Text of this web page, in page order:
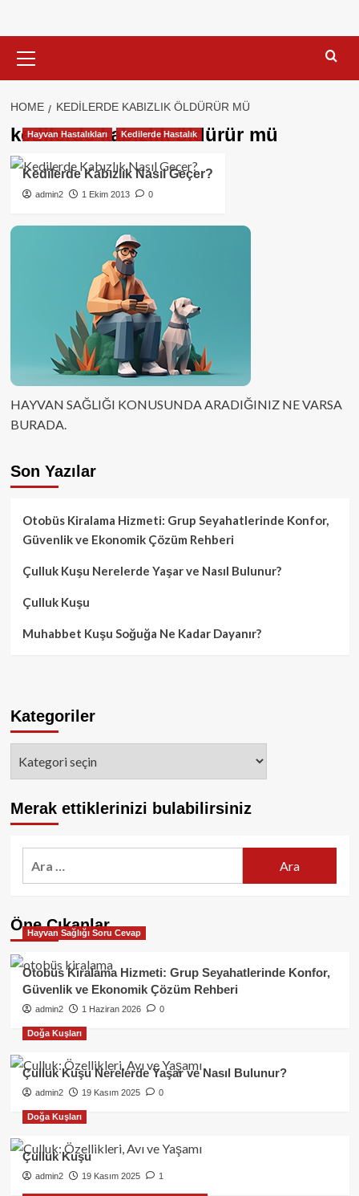
Menu
HOME KEDILERDE KABIZLIK ÖLDÜRÜR MÜ
kedilerde kabızlık öldürür mü
Hayvan Hastalıkları Kedilerde Hastalık
Kedilerde Kabızlık Nasıl Geçer?
admin2 1 Ekim 2013 0
HAYVAN SAĞLIĞI KONUSUNDA ARADIĞINIZ NE VARSA
BURADA.
Son Yazılar
Otobüs Kiralama Hizmeti: Grup Seyahatlerinde Konfor,
Güvenlik ve Ekonomik Çözüm Rehberi
Çulluk Kuşu Nerelerde Yaşar ve Nasıl Bulunur?
Çulluk Kuşu
Muhabbet Kuşu Soğuğa Ne Kadar Dayanır?
Kategoriler
Merak ettiklerinizi bulabilirsiniz
Öne Çıkanlar
Hayvan Sağlığı Soru Cevap
Otobüs Kiralama Hizmeti: Grup Seyahatlerinde Konfor,
Güvenlik ve Ekonomik Çözüm Rehberi
admin2 1 Haziran 2026 0
Doğa Kuşları
Çulluk Kuşu Nerelerde Yaşar ve Nasıl Bulunur?
admin2 19 Kasım 2025 0
Doğa Kuşları
Çulluk Kuşu
admin2 19 Kasım 2025 1